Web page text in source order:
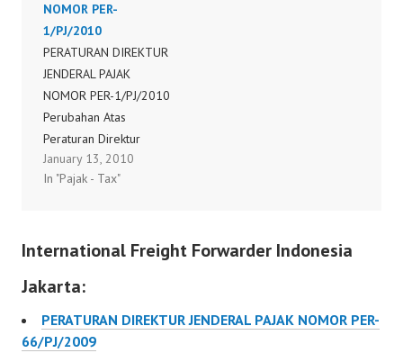
Pjaka Penghasilan Wajib
Pajak Orang Pribadi
Beserta Petunjuk
Pengisiannya
NOMOR PER-
1/PJ/2010
PERATURAN DIREKTUR
JENDERAL PAJAK
NOMOR PER-1/PJ/2010
Perubahan Atas
Peraturan Direktur
Jenderal Pajak Nomor
PER-19/PJ/2009
Pengolahan Surat
January 13, 2010
In "Pajak - Tax"
International Freight Forwarder Indonesia
Jakarta:
PERATURAN DIREKTUR JENDERAL PAJAK NOMOR PER-
66/PJ/2009